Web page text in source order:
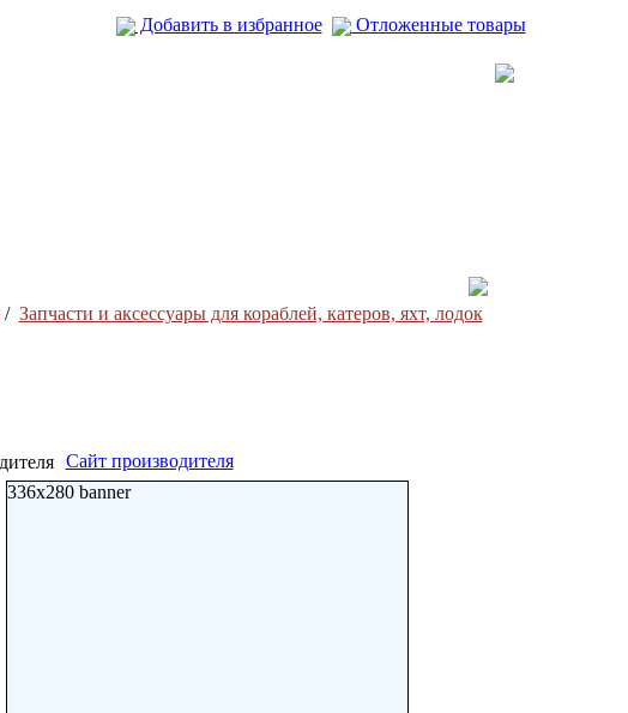
Добавить в избранное Отложенные товары
/ Запчасти и аксесcуары для кораблей, катеров, яхт, лодок
Сайт производителя
336x280 banner